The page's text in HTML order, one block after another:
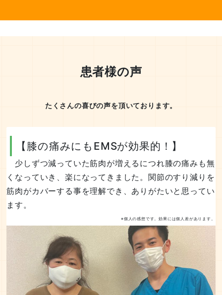
患者様の声
たくさんの喜びの声を頂いております。
【膝の痛みにもEMSが効果的！】
少しずつ減っていた筋肉が増えるにつれ膝の痛みも無
くなっていき、楽になってきました。関節のすり減りを
筋肉がカバーする事を理解でき、ありがたいと思ってい
ます。
※個人の感想です。効果には個人差があります。